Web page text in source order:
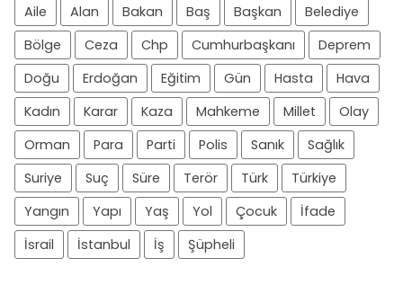
Aile Alan Bakan Baş Başkan
Belediye
Bölge
Ceza Chp Cumhurbaşkanı
Deprem
Doğu
Erdoğan Eğitim Gün Hasta
Hava
Kadın
Karar Kaza Mahkeme Millet
Olay
Orman
Para Parti Polis Sanık
Sağlık
Suriye
Suç Süre Terör Türk
Türkiye
Yangın
Yapı Yaş Yol Çocuk
İfade
İsrail
İstanbul İş Şüpheli